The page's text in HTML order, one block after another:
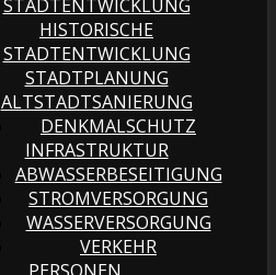
STADTENTWICKLUNG
HISTORISCHE
STADTENTWICKLUNG
STADTPLANUNG
ALTSTADTSANIERUNG
DENKMALSCHUTZ
INFRASTRUKTUR
ABWASSERBESEITIGUNG
STROMVERSORGUNG
WASSERVERSORGUNG
VERKEHR